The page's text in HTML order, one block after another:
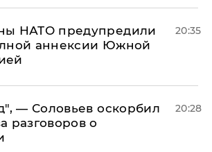
НАТО предупредили
аннексии Южной
20:35
— Соловьев оскорбил
разговоров о
20:28